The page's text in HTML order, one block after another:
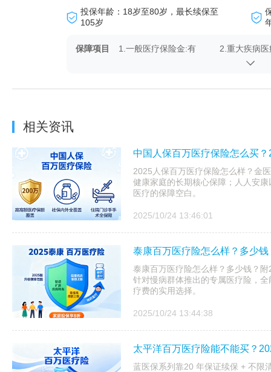
投保年龄：18岁至80岁，最长续保至
105岁
保障项目 1.一般医疗保险金:有 2.重大疾病
相关资讯
中国人保百万医疗保险怎么买
2025人保百万医疗保险怎么样？金
健康家庭的长期核心保障；人人安
医疗的保障空白。
2025/10/24 13:46:01
泰康百万医疗险怎么样？多少
泰康百万医疗险怎么样？多少钱？
针对慢病群体推出的专属医疗险，
疗费的实用选择。
2025/10/24 13:44:38
太平洋百万医疗险能不能买？
蓝医保系列靠20 年保证续保 + 不限